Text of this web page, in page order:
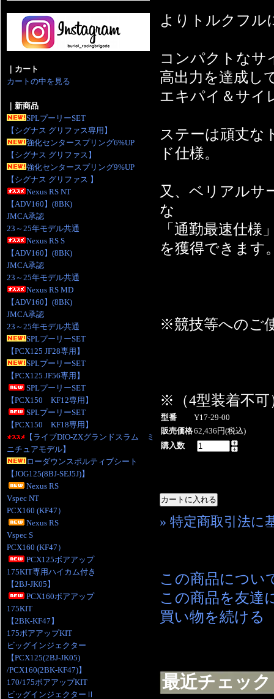
｜カート
カートの中を見る
｜新商品
SPLプーリーSET
【シグナス グリファス専用】
強化センタースプリング6%UP
【シグナス グリファス】
強化センタースプリング9%UP
【シグナス グリファス 】
Nexus RS NT
【ADV160】(8BK)
JMCA承認
23～25年モデル共通
Nexus RS S
【ADV160】(8BK)
JMCA承認
23～25年モデル共通
Nexus RS MD
【ADV160】(8BK)
JMCA承認
23～25年モデル共通
SPLプーリーSET
【PCX125 JF28専用】
SPLプーリーSET
【PCX125 JF56専用】
SPLプーリーSET
【PCX150 KF12専用】
SPLプーリーSET
【PCX150 KF18専用】
【ライブDIO-ZXグランドスラム ミ
ニチュアモデル】
ローダウンスポルティブシート
【JOG125(8BJ-SEJ5J)】
Nexus RS
Vspec NT
PCX160 (KF47）
Nexus RS
Vspec S
PCX160 (KF47）
PCX125ボアアップ
175KIT専用ハイカム付き
【2BJ-JK05】
PCX160ボアアップ
175KIT
【2BK-KF47】
175ボアアップKIT
ビッグインジェクター
【PCX125(2BJ-JK05)
/PCX160(2BK-KF47)】
170/175ボアアップKIT
ビッグインジェクターⅡ
よりトルクフル
コンパクトなサ
高出力を達成し
エキパイ＆サイ
ステーは頑丈な
ド仕様。
又、ベリアルサ
な
「通勤最速仕
を獲得できます
※競技等へのご
※（4型装着不可
型番
Y17-29-00
販売価格62,436円(税込)
購入数
» 特定商取引法に
この商品につい
この商品を友達
買い物を続ける
最近チェッ